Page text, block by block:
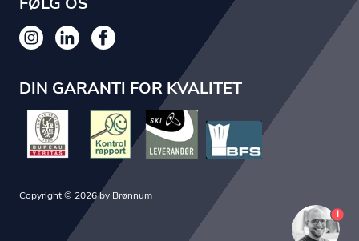
DIN GARANTI FOR KVALITET
Copyright © 2026 by Brønnum
1